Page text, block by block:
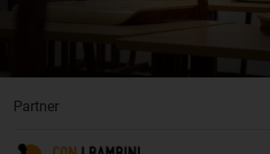
Partner